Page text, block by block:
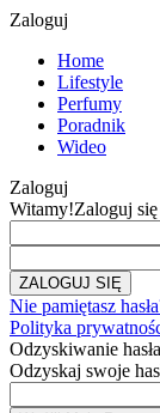
Zaloguj
Home
Lifestyle
Perfumy
Poradnik
Wideo
Zaloguj
Witamy!Zaloguj
Nie pamiętasz
Polityka
Odzyskiwanie hasła
Odzyskaj swoje